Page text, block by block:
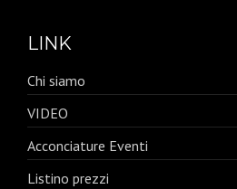
LINK
Chi siamo
VIDEO
Acconciature Eventi
Listino prezzi